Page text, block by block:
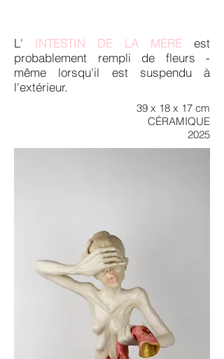
L' INTESTIN DE LA MÈRE
est
probablement rempli de fleurs -
même lorsqu'il est suspendu à
l'extérieur.
39 x 18 x 17 cm
CÉRAMIQUE
2025